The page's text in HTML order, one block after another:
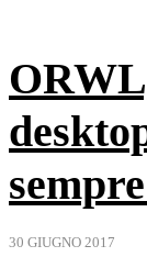
30 GIUGNO 2017